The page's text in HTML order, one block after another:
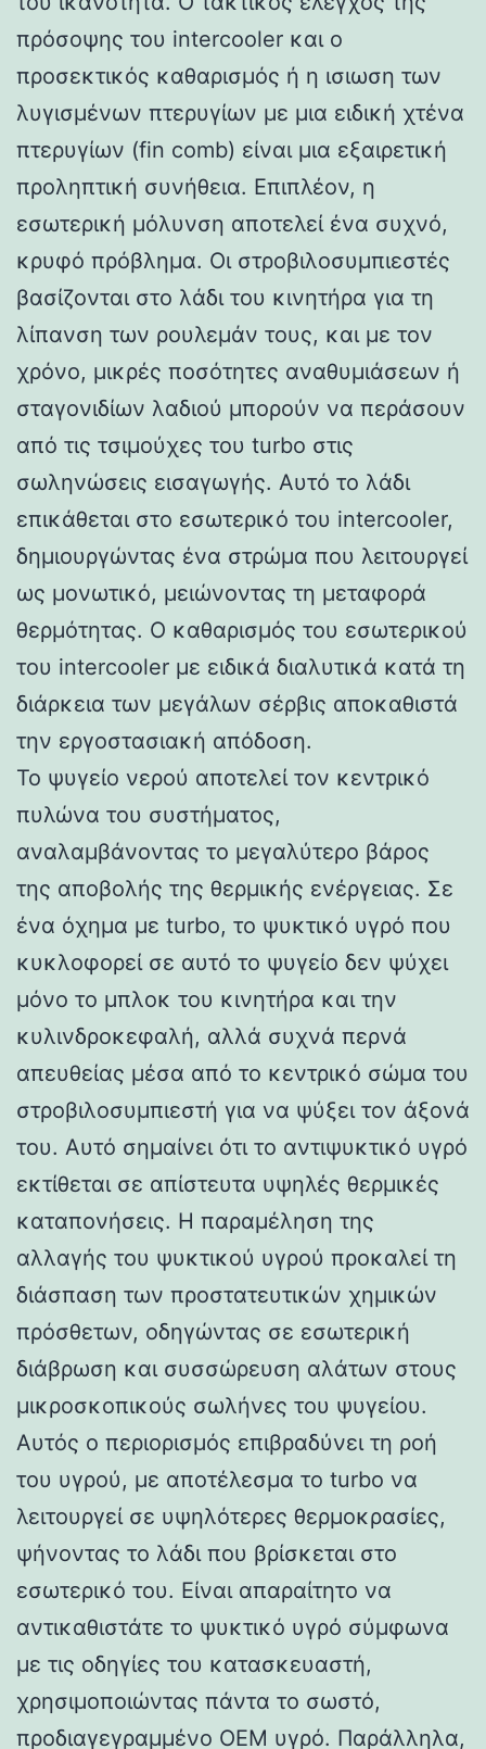
πρόσοψης του intercooler και ο
προσεκτικός καθαρισμός ή η ισιωση των
λυγισμένων πτερυγίων με μια ειδική χτένα
πτερυγίων (fin comb) είναι μια εξαιρετική
προληπτική συνήθεια. Επιπλέον, η
εσωτερική μόλυνση αποτελεί ένα συχνό,
κρυφό πρόβλημα. Οι στροβιλοσυμπιεστές
βασίζονται στο λάδι του κινητήρα για τη
λίπανση των ρουλεμάν τους, και με τον
χρόνο, μικρές ποσότητες αναθυμιάσεων ή
σταγονιδίων λαδιού μπορούν να περάσουν
από τις τσιμούχες του turbo στις
σωληνώσεις εισαγωγής. Αυτό το λάδι
επικάθεται στο εσωτερικό του intercooler,
δημιουργώντας ένα στρώμα που λειτουργεί
ως μονωτικό, μειώνοντας τη μεταφορά
θερμότητας. Ο καθαρισμός του εσωτερικού
του intercooler με ειδικά διαλυτικά κατά τη
διάρκεια των μεγάλων σέρβις αποκαθιστά
την εργοστασιακή απόδοση.
Το ψυγείο νερού αποτελεί τον κεντρικό
πυλώνα του συστήματος,
αναλαμβάνοντας το μεγαλύτερο βάρος
της αποβολής της θερμικής ενέργειας. Σε
ένα όχημα με turbo, το ψυκτικό υγρό που
κυκλοφορεί σε αυτό το ψυγείο δεν ψύχει
μόνο το μπλοκ του κινητήρα και την
κυλινδροκεφαλή, αλλά συχνά περνά
απευθείας μέσα από το κεντρικό σώμα του
στροβιλοσυμπιεστή για να ψύξει τον άξονά
του. Αυτό σημαίνει ότι το αντιψυκτικό υγρό
εκτίθεται σε απίστευτα υψηλές θερμικές
καταπονήσεις. Η παραμέληση της
αλλαγής του ψυκτικού υγρού προκαλεί τη
διάσπαση των προστατευτικών χημικών
πρόσθετων, οδηγώντας σε εσωτερική
διάβρωση και συσσώρευση αλάτων στους
μικροσκοπικούς σωλήνες του ψυγείου.
Αυτός ο περιορισμός επιβραδύνει τη ροή
του υγρού, με αποτέλεσμα το turbo να
λειτουργεί σε υψηλότερες θερμοκρασίες,
ψήνοντας το λάδι που βρίσκεται στο
εσωτερικό του. Είναι απαραίτητο να
αντικαθιστάτε το ψυκτικό υγρό σύμφωνα
με τις οδηγίες του κατασκευαστή,
χρησιμοποιώντας πάντα το σωστό,
προδιαγεγραμμένο OEM υγρό. Παράλληλα,